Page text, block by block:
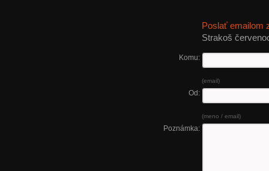
Poslať emailom
Strakoš
Komu:
(email)
Od:
(meno / email)
Poznámka: